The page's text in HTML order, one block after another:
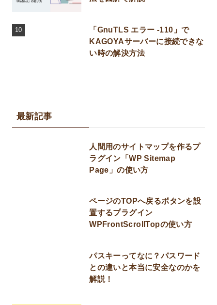
「GnuTLS エラー -110」で
KAGOYAサーバーに接続できな
い時の解決方法
最新記事
人間用のサイトマップを作るプ
ラグイン「WP Sitemap
Page」の使い方
ページのTOPへ戻るボタンを設
置するプラグイン
WPFrontScrollTopの使い方
パスキーってなに？パスワード
との違いと本当に安全なのかを
解説！